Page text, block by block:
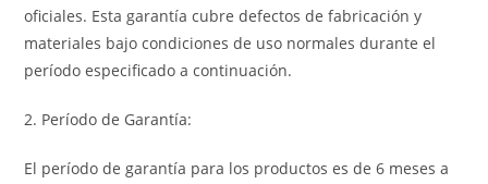
oficiales. Esta garantía cubre defectos de fabricación y
materiales bajo condiciones de uso normales durante el
período especificado a continuación.
2. Período de Garantía:
El período de garantía para los productos es de 6 meses a